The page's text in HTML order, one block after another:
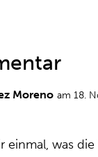
Moreno am 18.
einmal, was